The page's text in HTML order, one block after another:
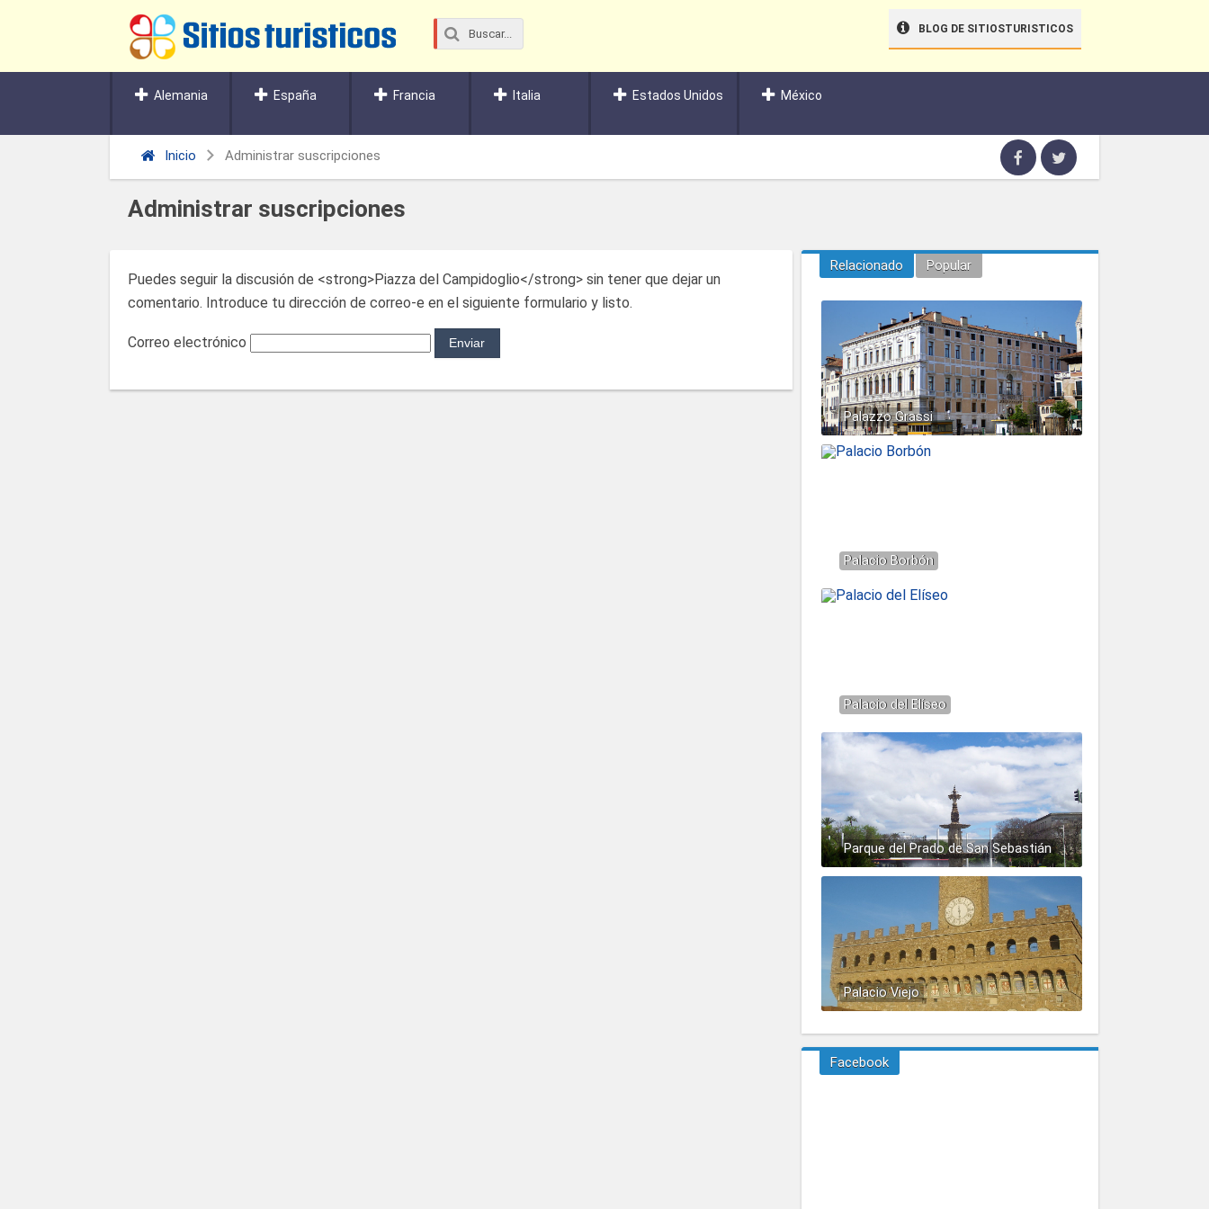
BLOG DE SITIOSTURISTICOS
Alemania España Francia Italia Estados Unidos México
Inicio Administrar suscripciones
Administrar suscripciones
Puedes seguir la discusión de <strong>Piazza del Campidoglio</strong> sin tener que dejar un
comentario. Introduce tu dirección de correo-e en el siguiente formulario y listo.
Correo electrónico
Relacionado Popular
Palazzo Grassi
Palacio Borbón
Palacio del Elíseo
Parque del Prado de San Sebastián
Palacio Viejo
Facebook